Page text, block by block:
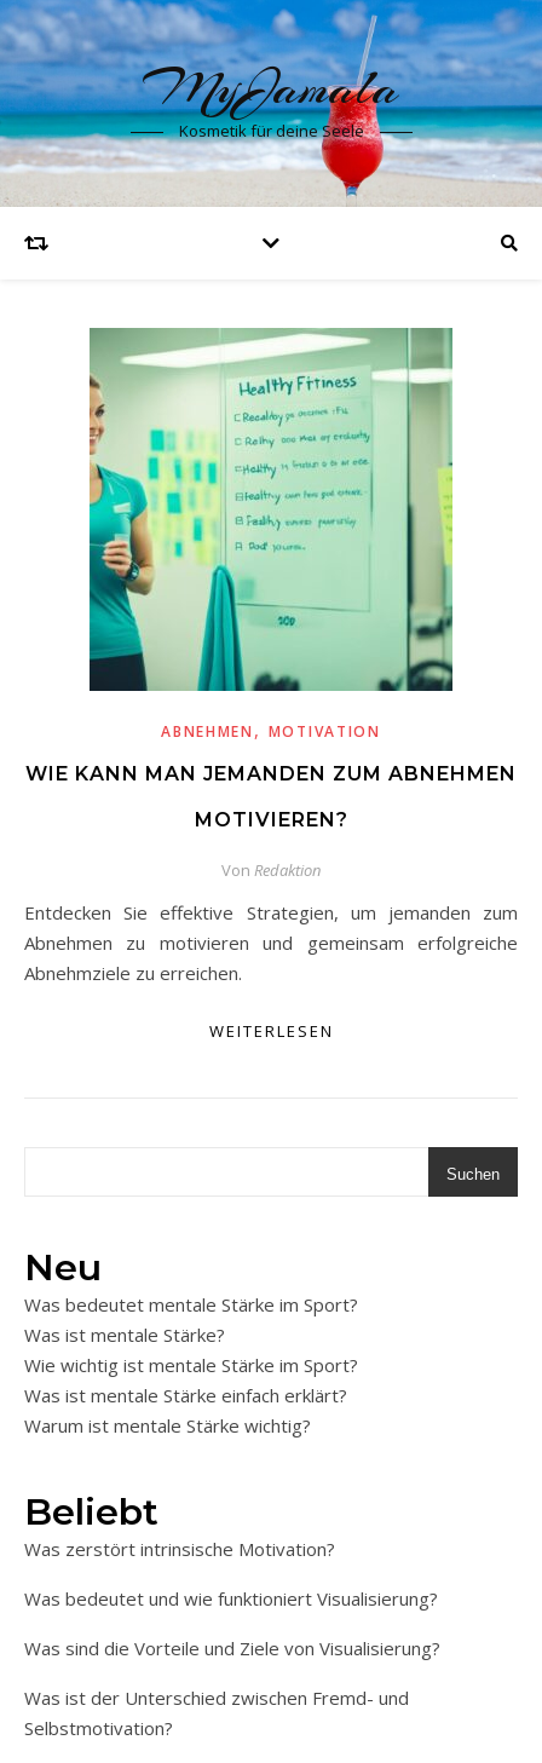
MyJamala
Kosmetik für deine Seele
ABNEHMEN , MOTIVATION
WIE KANN MAN JEMANDEN ZUM ABNEHMEN
MOTIVIEREN?
Von Redaktion
Entdecken Sie effektive Strategien, um jemanden zum
Abnehmen zu motivieren und gemeinsam erfolgreiche
Abnehmziele zu erreichen.
WEITERLESEN
Suchen
Neu
Was bedeutet mentale Stärke im Sport?
Was ist mentale Stärke?
Wie wichtig ist mentale Stärke im Sport?
Was ist mentale Stärke einfach erklärt?
Warum ist mentale Stärke wichtig?
Beliebt
Was zerstört intrinsische Motivation?
Was bedeutet und wie funktioniert Visualisierung?
Was sind die Vorteile und Ziele von Visualisierung?
Was ist der Unterschied zwischen Fremd- und
Selbstmotivation?